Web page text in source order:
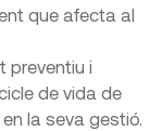
que afecta al
preventiu i
de vida de
la seva gestió.